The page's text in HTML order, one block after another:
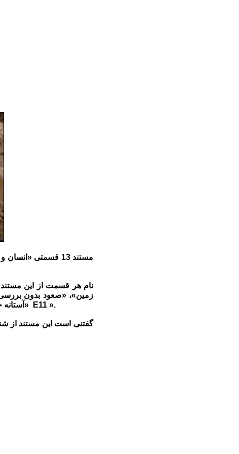
مستند 13 قسمتی
نام هر قسمت از این
زمین»، ‌«صعود بدون
«آستانه خطر»، «پروژه ممتد»، «استادان سنگ»، «بازگشت به مبدا»، ‌« اولین صعود کوهنورد» و «صعود به E11 ».